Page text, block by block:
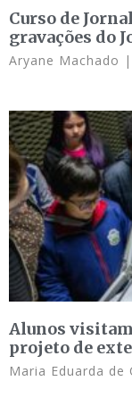
Curso de
gravações do
Aryane Machado
Alunos
projeto de
Maria Eduarda de